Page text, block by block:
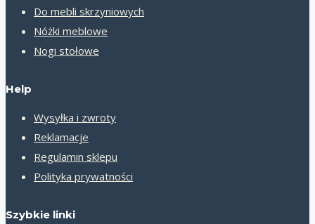
Do mebli skrzyniowych
Nóżki meblowe
Nogi stołowe
Help
Wysyłka i zwroty
Reklamacje
Regulamin sklepu
Polityka prywatności
Szybkie linki